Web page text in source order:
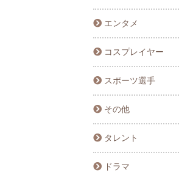
エンタメ
コスプレイヤー
スポーツ選手
その他
タレント
ドラマ